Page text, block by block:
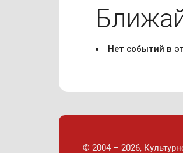
Нет событий в
© 2004 – 2026,